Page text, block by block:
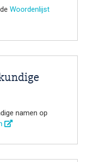
Woordenlijst
namen op